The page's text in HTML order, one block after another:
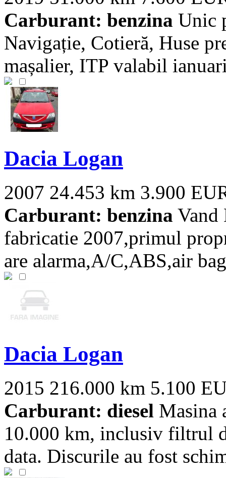
Carburant: benzina Unic
Navigație, Cotieră, Huse
mașalier, ITP valabil
Dacia Logan
2007 24.453 km 3.900
Carburant: benzina Vand
fabricatie 2007,primul
are alarma,A/C,ABS,air
Dacia Logan
2015 216.000 km 5.100
Carburant: diesel Masina
10.000 km, inclusiv filtrul
data. Discurile au fost